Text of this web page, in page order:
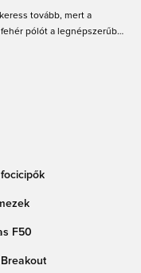
tovább, mert a
pólót a legnépszerűbb
Nike, adidas, PUMA és még
F50